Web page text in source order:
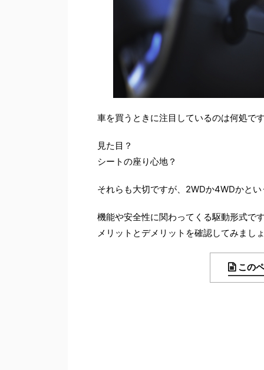
車を買うときに注目しているのは何処で
見た目？
シートの座り心地？
それらも大切ですが、2WDか4WDかと
機能や安全性に関わってくる駆動形式で
メリットとデメリットを確認してみまし
この